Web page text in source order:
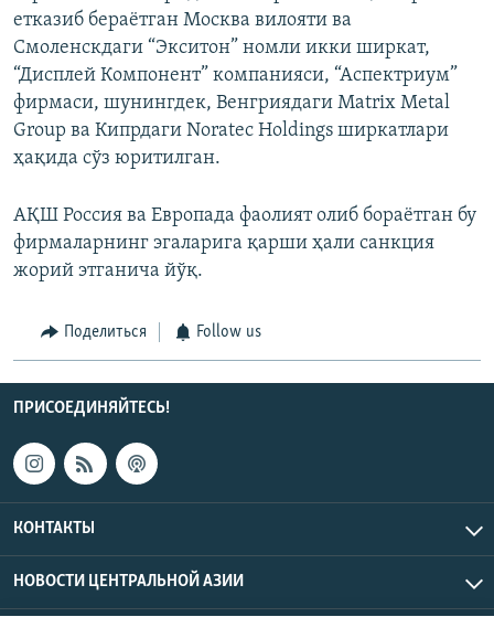
етказиб бераётган Москва вилояти ва
Смоленскдаги “Экситон” номли икки ширкат,
“Дисплей Компонент” компанияси, “Аспектриум”
фирмаси, шунингдек, Венгриядаги Matrix Metal
Group ва Кипрдаги Noratec Holdings ширкатлари
ҳақида сўз юритилган.
АҚШ Россия ва Европада фаолият олиб бораётган бу
фирмаларнинг эгаларига қарши ҳали санкция
жорий этганича йўқ.
Поделиться Follow us
ПРИСОЕДИНЯЙТЕСЬ!
КОНТАКТЫ
НОВОСТИ ЦЕНТРАЛЬНОЙ АЗИИ